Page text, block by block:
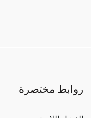
روابط مختصرة